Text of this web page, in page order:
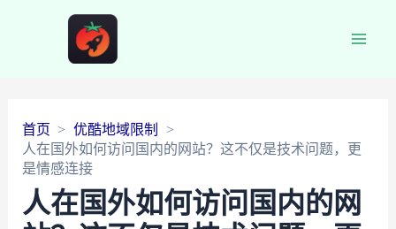
首页
优酷地域限制
人在国外如何访问国内的网站？这不仅是技术问题，更
是情感连接
人在国外如何访问国内的网